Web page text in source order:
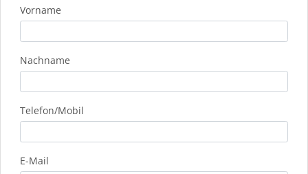
Vorname
Nachname
Telefon/Mobil
E-Mail